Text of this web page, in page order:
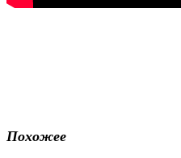
Похожее